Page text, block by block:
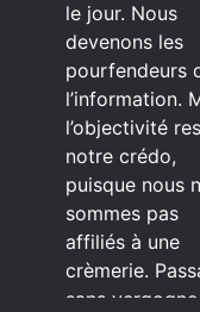
le jour. Nous
devenons les
pourfendeurs
l’information.
l’objectivité
notre crédo,
puisque nous
sommes pas
affiliés à une
crèmerie.
sans vergogne